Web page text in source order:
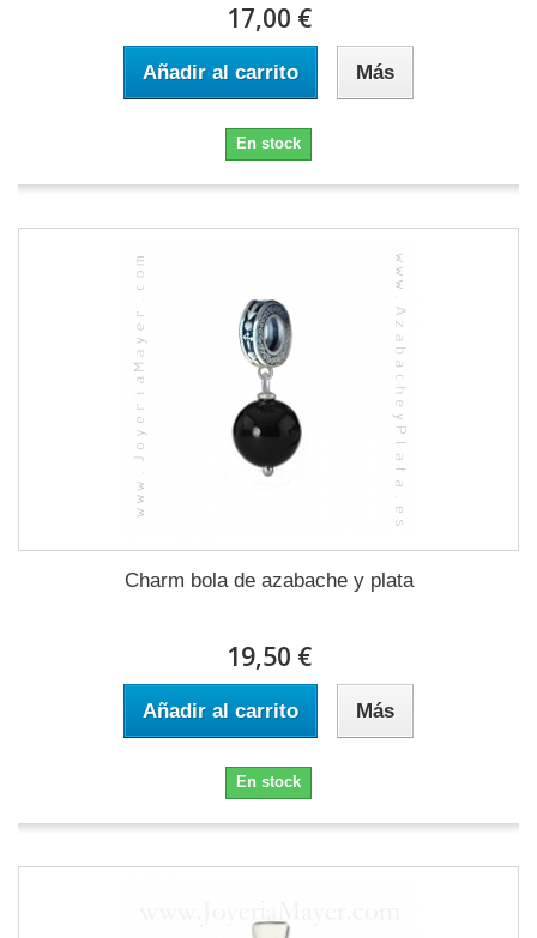
17,00 €
Añadir al carrito Más
En stock
Charm bola de azabache y plata
19,50 €
Añadir al carrito Más
En stock